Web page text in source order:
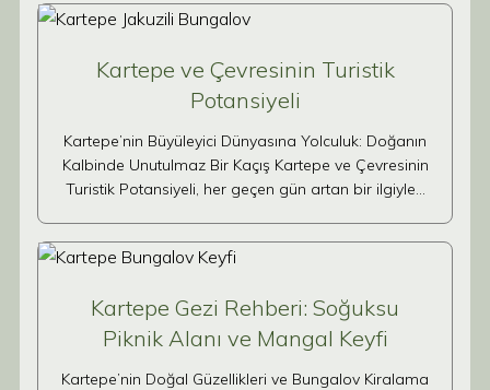
Kartepe ve Çevresinin Turistik
Potansiyeli
Kartepe’nin Büyüleyici Dünyasına Yolculuk: Doğanın
Kalbinde Unutulmaz Bir Kaçış Kartepe ve Çevresinin
Turistik Potansiyeli, her geçen gün artan bir ilgiyle…
Kartepe Gezi Rehberi: Soğuksu
Piknik Alanı ve Mangal Keyfi
Kartepe’nin Doğal Güzellikleri ve Bungalov Kiralama